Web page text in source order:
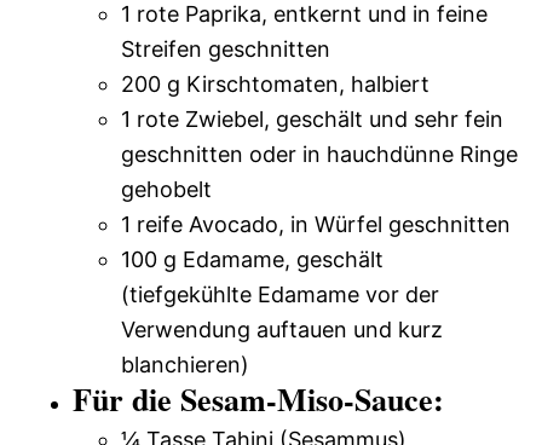
1 rote Paprika, entkernt und in feine
Streifen geschnitten
200 g Kirschtomaten, halbiert
1 rote Zwiebel, geschält und sehr fein
geschnitten oder in hauchdünne Ringe
gehobelt
1 reife Avocado, in Würfel geschnitten
100 g Edamame, geschält
(tiefgekühlte Edamame vor der
Verwendung auftauen und kurz
blanchieren)
Für die Sesam-Miso-Sauce:
¼ Tasse Tahini (Sesammus)